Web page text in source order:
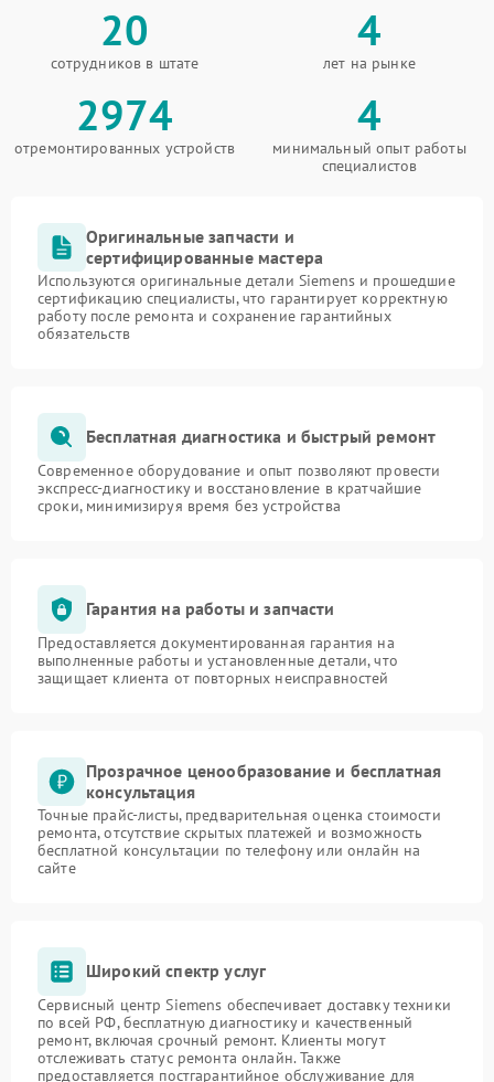
20
сотрудников в штате
4
лет на рынке
2974
отремонтированных устройств
4
минимальный опыт работы
специалистов
Оригинальные запчасти и
сертифицированные мастера
Используются оригинальные детали Siemens и прошедшие
сертификацию специалисты, что гарантирует корректную
работу после ремонта и сохранение гарантийных
обязательств
Бесплатная диагностика и быстрый ремонт
Современное оборудование и опыт позволяют провести
экспресс-диагностику и восстановление в кратчайшие
сроки, минимизируя время без устройства
Гарантия на работы и запчасти
Предоставляется документированная гарантия на
выполненные работы и установленные детали, что
защищает клиента от повторных неисправностей
Прозрачное ценообразование и бесплатная
консультация
Точные прайс-листы, предварительная оценка стоимости
ремонта, отсутствие скрытых платежей и возможность
бесплатной консультации по телефону или онлайн на
сайте
Широкий спектр услуг
Сервисный центр Siemens обеспечивает доставку техники
по всей РФ, бесплатную диагностику и качественный
ремонт, включая срочный ремонт. Клиенты могут
отслеживать статус ремонта онлайн. Также
предоставляется постгарантийное обслуживание для